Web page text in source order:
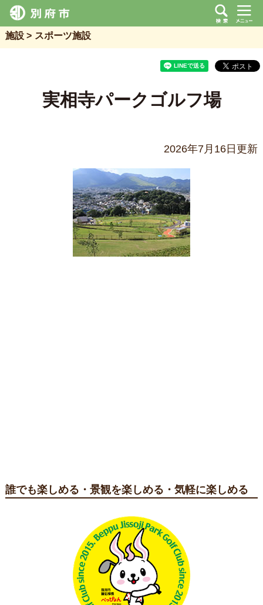
施設 スポーツ施設
実相寺パークゴルフ場
2026年7月16日更新
誰でも楽しめる・景観を楽しめる・気軽に楽しめる